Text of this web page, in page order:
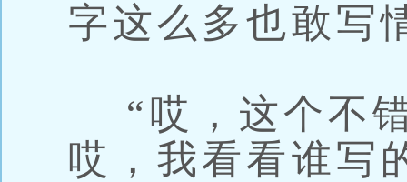
字这么多也敢写
“哎，这个不
哎，我看看谁写